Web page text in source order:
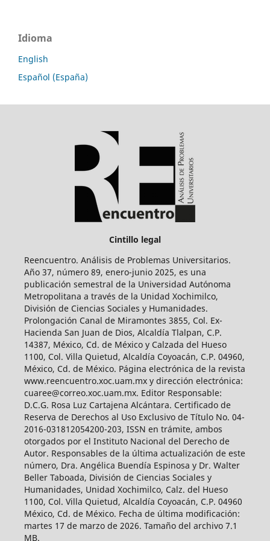
Idioma
English
Español (España)
Cintillo legal
Reencuentro. Análisis de Problemas Universitarios.
Año 37, número 89, enero-junio 2025, es una
publicación semestral de la Universidad Autónoma
Metropolitana a través de la Unidad Xochimilco,
División de Ciencias Sociales y Humanidades.
Prolongación Canal de Miramontes 3855, Col. Ex-
Hacienda San Juan de Dios, Alcaldía Tlalpan, C.P.
14387, México, Cd. de México y Calzada del Hueso
1100, Col. Villa Quietud, Alcaldía Coyoacán, C.P. 04960,
México, Cd. de México. Página electrónica de la revista
www.reencuentro.xoc.uam.mx y dirección electrónica:
cuaree@correo.xoc.uam.mx. Editor Responsable:
D.C.G. Rosa Luz Cartajena Alcántara. Certificado de
Reserva de Derechos al Uso Exclusivo de Título No. 04-
2016-031812054200-203, ISSN en trámite, ambos
otorgados por el Instituto Nacional del Derecho de
Autor. Responsables de la última actualización de este
número, Dra. Angélica Buendía Espinosa y Dr. Walter
Beller Taboada, División de Ciencias Sociales y
Humanidades, Unidad Xochimilco, Calz. del Hueso
1100, Col. Villa Quietud, Alcaldía Coyoacán, C.P. 04960
México, Cd. de México. Fecha de última modificación:
martes 17 de marzo de 2026. Tamaño del archivo 7.1
MB.